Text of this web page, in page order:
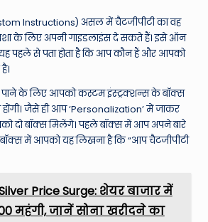
Instructions) असल में चैटजीपीटी का वह
के लिए अपनी गाइडलाइंस दे सकते हैं। इसे ऑन
पहले से पता होता है कि आप कौन हैं और आपको
पाने के लिए आपको कस्टम इंस्ट्रक्शन्स के बॉक्स
जैसे ही आप ‘Personalization’ में जाकर
दो बॉक्स मिलेंगे। पहले बॉक्स में आप अपने बारे
में आपको यह लिखना है कि “आप चैटजीपीटी
Price Surge: शेयर बाजार में
महंगी, जानें सोना खरीदने का